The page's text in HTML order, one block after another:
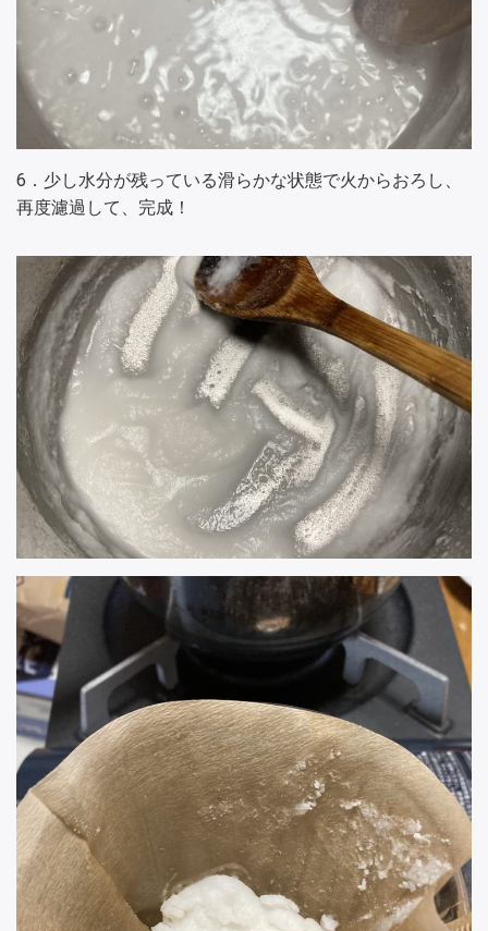
6．少し水分が残っている滑らかな状態で火からおろし、
再度濾過して、完成！